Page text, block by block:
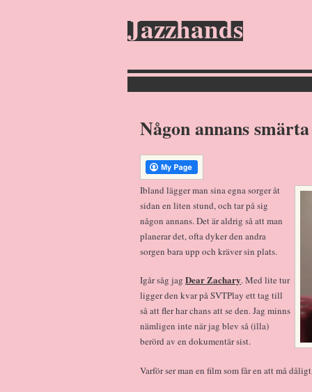
Jazzhands
Någon annans smärta
Ibland lägger man sina egna sorger åt
sidan en liten stund, och tar på sig
någon annans. Det är aldrig så att man
planerar det, ofta dyker den andra
sorgen bara upp och kräver sin plats.
Igår såg jag Dear Zachary. Med lite tur
ligger den kvar på SVTPlay ett tag till
så att fler har chans att se den. Jag minns
nämligen inte när jag blev så (illa)
berörd av en dokumentär sist.
Varför ser man en film som får en att må